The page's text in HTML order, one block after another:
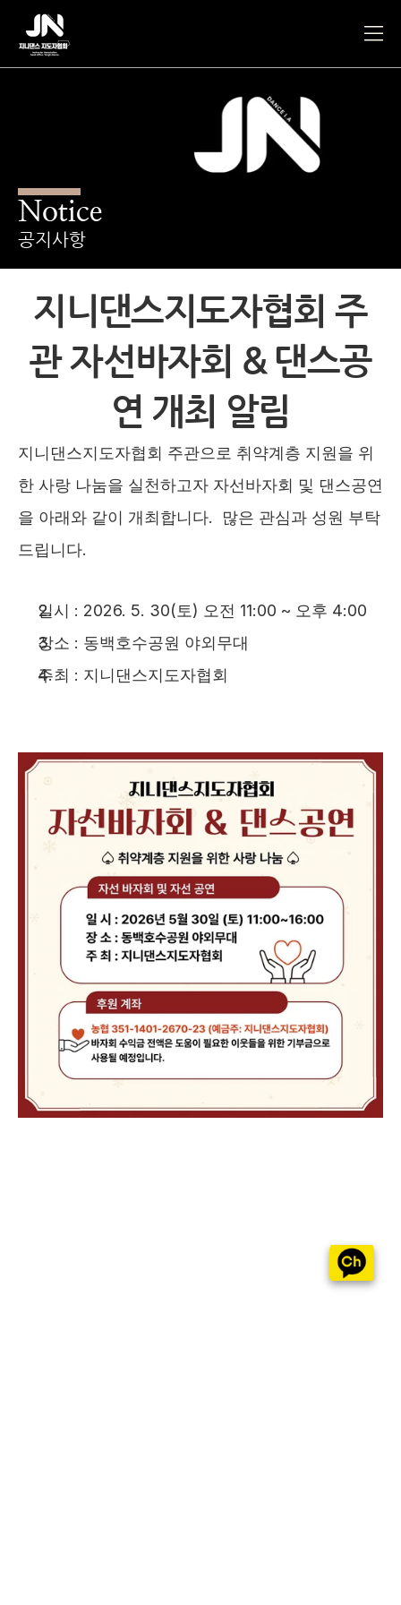
Notice
공지사항
지니댄스지도자협회 주
관 자선바자회 & 댄스공
연 개최 알림
지니댄스지도자협회 주관으로 취약계층 지원을 위
한 사랑 나눔을 실천하고자 자선바자회 및 댄스공연
을 아래와 같이 개최합니다.  많은 관심과 성원 부탁
드립니다.
일시 : 2026. 5. 30(토) 오전 11:00 ~ 오후 4:00
장소 : 동백호수공원 야외무대
주최 : 지니댄스지도자협회